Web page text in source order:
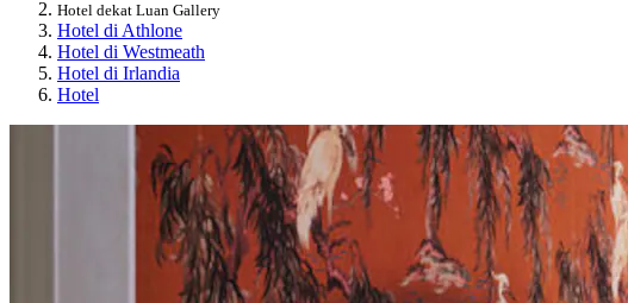
Hotel dekat Luan Gallery
Hotel di Athlone
Hotel di Westmeath
Hotel di Irlandia
Hotel